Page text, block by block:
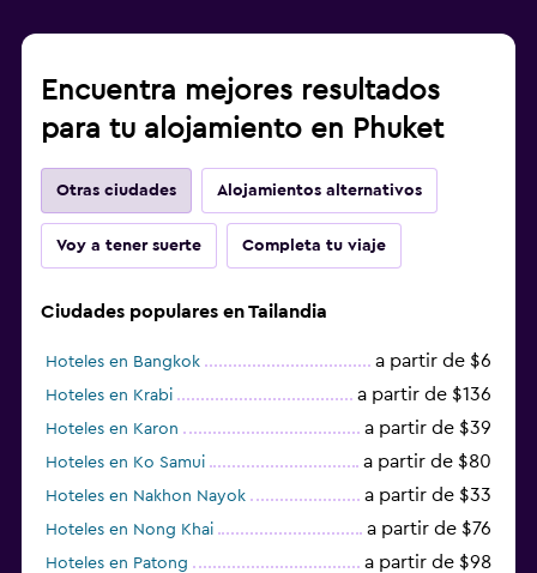
Encuentra mejores resultados
para tu alojamiento en Phuket
Otras ciudades Alojamientos alternativos
Voy a tener suerte Completa tu viaje
Ciudades populares en Tailandia
Hoteles en Bangkok a partir de $6
Hoteles en Krabi a partir de $136
Hoteles en Karon a partir de $39
Hoteles en Ko Samui a partir de $80
Hoteles en Nakhon Nayok a partir de $33
Hoteles en Nong Khai a partir de $76
Hoteles en Patong a partir de $98